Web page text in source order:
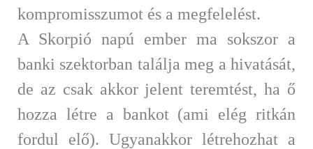
kompromisszumot és a megfelelést.
A Skorpió napú ember ma sokszor a
banki szektorban találja meg a hivatását,
de az csak akkor jelent teremtést, ha ő
hozza létre a bankot (ami elég ritkán
fordul elő). Ugyanakkor létrehozhat a